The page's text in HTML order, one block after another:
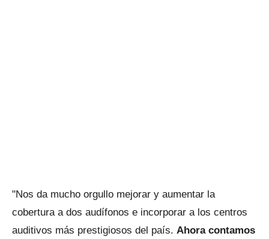
"Nos da mucho orgullo mejorar y aumentar la
cobertura a dos audífonos e incorporar a los centros
auditivos más prestigiosos del país. Ahora contamos